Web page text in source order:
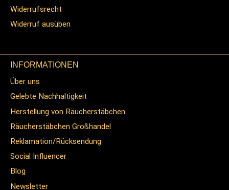
Widerrufsrecht
Widerruf ausüben
INFORMATIONEN
Über uns
Gelebte Nachhaltigkeit
Herstellung von Räucherstäbchen
Räucherstäbchen Großhandel
Reklamation/Rücksendung
Social Influencer
Blog
Newsletter